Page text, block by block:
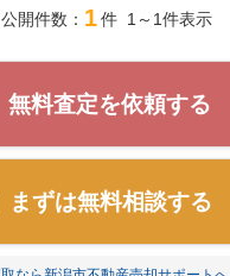
開件数： 1件 1～1件表示
無料査定を依頼する
まずは無料相談する